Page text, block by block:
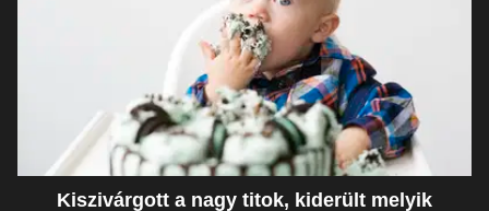
Kiszivárgott a nagy titok, kiderült melyik